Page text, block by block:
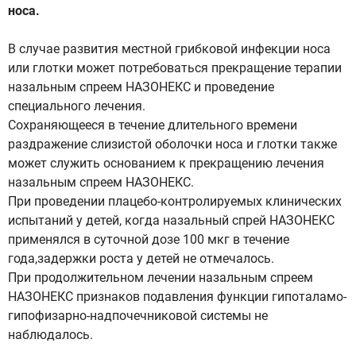
носа.
В случае развития местной грибковой инфекции носа
или глотки может потребоваться прекращение терапии
назальным спреем НАЗОНЕКС и проведение
специального лечения.
Сохраняющееся в течение длительного времени
раздражение слизистой оболочки носа и глотки также
может служить основанием к прекращению лечения
назальным спреем НАЗОНЕКС.
При проведении плацебо-контролируемых клинических
испытаний у детей, когда назальный спрей НАЗОНЕКС
применялся в суточной дозе 100 мкг в течение
года,задержки роста у детей не отмечалось.
При продолжительном лечении назальным спреем
НАЗОНЕКС признаков подавления функции гипоталамо-
гипофизарно-надпочечниковой системы не
наблюдалось.